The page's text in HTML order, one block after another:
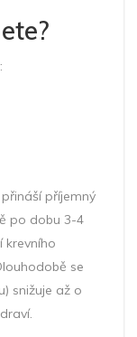
příjemný
po dobu 3-4
krevního
se
snižuje až o